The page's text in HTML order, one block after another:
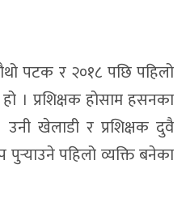
पटक र २०१८ पछि पहिलो
। प्रशिक्षक होसाम हसनका
उनी खेलाडी र प्रशिक्षक दुवै
पुर्‍याउने पहिलो व्यक्ति बनेका